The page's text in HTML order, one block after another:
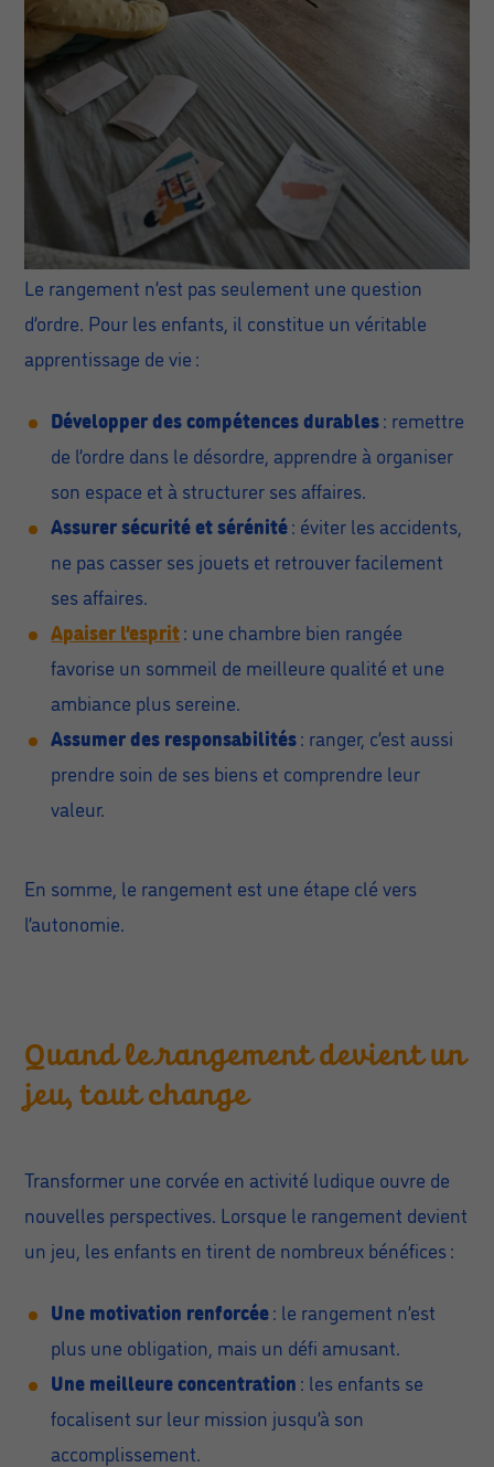
Le rangement n’est pas seulement une question
d’ordre. Pour les enfants, il constitue un véritable
apprentissage de vie :
Développer des compétences durables: remettre
de l’ordre dans le désordre, apprendre à organiser
son espace et à structurer ses affaires.
Assurer sécurité et sérénité: éviter les accidents,
ne pas casser ses jouets et retrouver facilement
ses affaires.
Apaiser l’esprit: une chambre bien rangée
favorise un sommeil de meilleure qualité et une
ambiance plus sereine.
Assumer des responsabilités: ranger, c’est aussi
prendre soin de ses biens et comprendre leur
valeur.
En somme, le rangement est une étape clé vers
l’autonomie.
Quand le rangement devient un
jeu, tout change
Transformer une corvée en activité ludique ouvre de
nouvelles perspectives. Lorsque le rangement devient
un jeu, les enfants en tirent de nombreux bénéfices :
Une motivation renforcée: le rangement n’est
plus une obligation, mais un défi amusant.
Une meilleure concentration : les enfants se
focalisent sur leur mission jusqu’à son
accomplissement.